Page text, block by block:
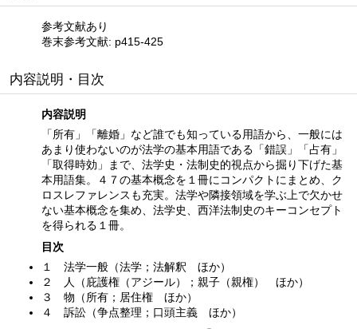
参考文献あり
巻末参考文献: p415-425
内容説明・目次
内容説明
「所有」「離婚」など誰でも知っている用語から、一般には
あまり使わないのが法学の基本用語である「錯誤」「占有」
「取得時効」まで、法学史・法制史的視点から掘り下げた基
本用語集。４７の基本概念を１冊にコンパクトにまとめ、ク
ロスレファレンスも充実。法学や隣接領域を学ぶ上で欠かせ
ない基本概念を集め、法学史、西洋法制史のキーコンセプト
を得られる１冊。
目次
１ 法学一般（法学；法解釈 ほか）
２ 人（庇護権（アジール）；親子（親権） ほか）
３ 物（所有；居住権 ほか）
４ 訴訟（争点整理；口頭主義 ほか）